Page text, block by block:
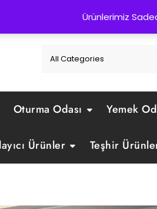
Ürünlerimiz
Yunus Emre Cd. No:50
Oturma Odası Yemek
Ürünler Teşhir